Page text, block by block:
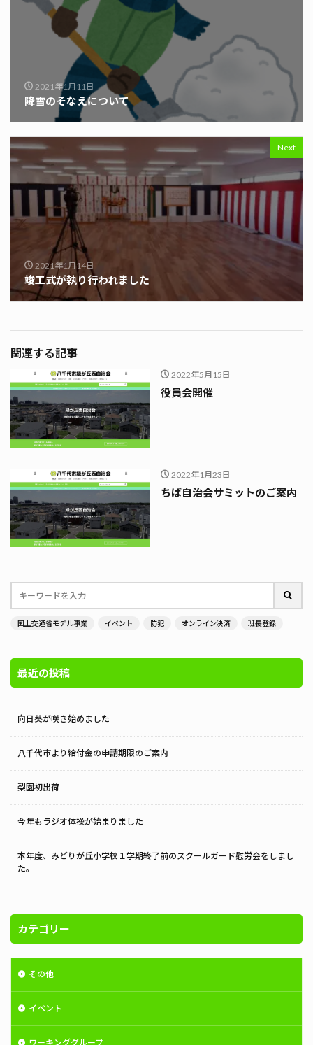
2021年1月11日
降雪のそなえについて
Next
2021年1月14日
竣工式が執り行われました
関連する記事
2022年5月15日
役員会開催
2022年1月23日
ちば自治会サミットのご案内
国土交通省モデル事業 イベント 防犯 オンライン決済 班長登録
最近の投稿
向日葵が咲き始めました
八千代市より給付金の申請期限のご案内
梨園初出荷
今年もラジオ体操が始まりました
本年度、みどりが丘小学校１学期終了前のスクールガード慰労会をしまし
た。
カテゴリー
その他
イベント
ワーキンググループ